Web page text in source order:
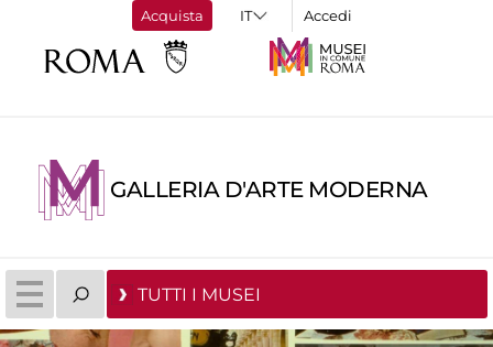
Acquista Accedi
GALLERIA D'ARTE MODERNA
TUTTI I MUSEI